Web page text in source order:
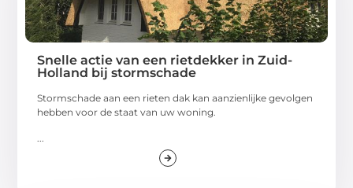
Snelle actie van een rietdekker in Zuid-
Holland bij stormschade
Stormschade aan een rieten dak kan aanzienlijke gevolgen
hebben voor de staat van uw woning.